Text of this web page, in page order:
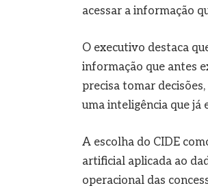
acessar a informação
O executivo destaca
informação que antes
precisa tomar
uma inteligência que já
A escolha do CIDE
artificial aplicada ao
operacional das